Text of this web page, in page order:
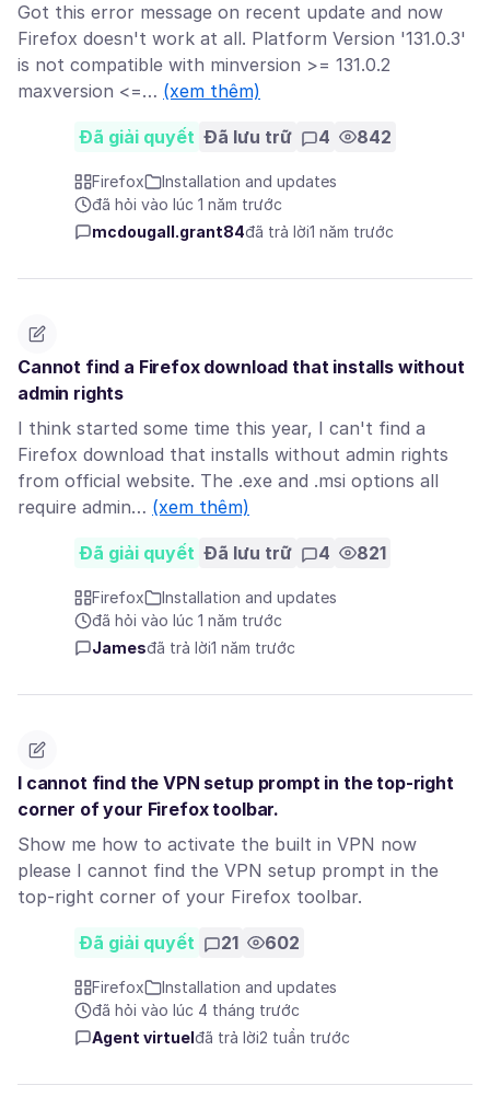
Got this error message on recent update and now
Firefox doesn't work at all. Platform Version '131.0.3'
is not compatible with minversion >= 131.0.2
maxversion <=… (xem thêm)
Đã giải quyết Đã lưu trữ 4 842
Firefox
Installation and updates
đã hỏi vào lúc 1 năm trước
mcdougall.grant84đã trả lời1 năm trước
Cannot find a Firefox download that installs without
admin rights
I think started some time this year, I can't find a
Firefox download that installs without admin rights
from official website. The .exe and .msi options all
require admin… (xem thêm)
Đã giải quyết Đã lưu trữ 4 821
Firefox
Installation and updates
đã hỏi vào lúc 1 năm trước
Jamesđã trả lời1 năm trước
I cannot find the VPN setup prompt in the top-right
corner of your Firefox toolbar.
Show me how to activate the built in VPN now
please I cannot find the VPN setup prompt in the
top-right corner of your Firefox toolbar.
Đã giải quyết 21 602
Firefox
Installation and updates
đã hỏi vào lúc 4 tháng trước
Agent virtuel đã trả lời2 tuần trước